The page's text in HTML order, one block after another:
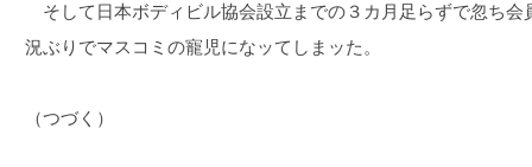
そして日本ボディビル協会設立までの３カ月足らずで忽ち
況ぶりでマスコミの寵児になッてしまッた。
（つづく）